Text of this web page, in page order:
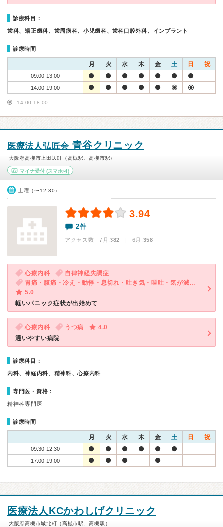
診療科目：
歯科、矯正歯科、歯周病科、小児歯科、歯科口腔外科、インプラント
診療時間
月 火 水 木 金 土 日 祝
09:00-13:00
14:00-19:00
14:00-18:00
医療法人弘匠会 青谷クリニック
大阪府高槻市上田辺町（高槻駅、高槻市駅）
マイナ受付 (スマホ可)
土曜（〜12:30）
3.94
2件
アクセス数 7月:382 | 6月:358
心療内科
自律神経失調症
胃痛・腹痛・冷え・動悸・息切れ・吐き気・嘔吐・気が滅入る・不安
5.0
軽いパニック症状が出始めて
心療内科 うつ病
4.0
通いやすい病院
診療科目：
内科、神経内科、精神科、心療内科
専門医・資格：
精神科専門医
診療時間
月 火 水 木 金 土 日 祝
09:30-12:30
17:00-19:00
医療法人KCかわしげクリニック
大阪府高槻市城北町（高槻市駅、高槻駅）